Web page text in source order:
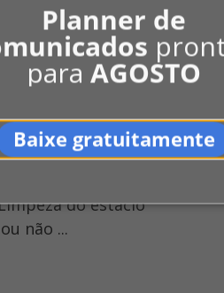
Planner de
paraAGOSTO
Baixe gratuitamente
molhado em ...
do estacio
não ...